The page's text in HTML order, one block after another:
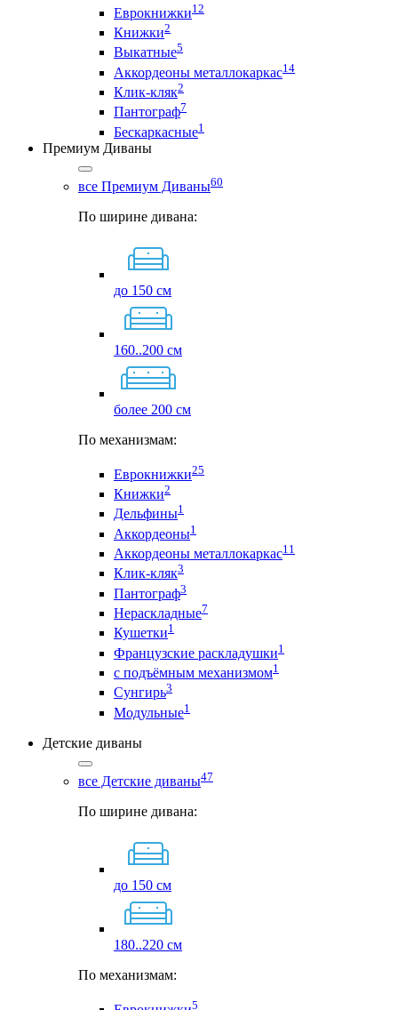
Еврокнижки12
Книжки2
Выкатные5
Аккордеоны металлокаркас14
Клик-кляк2
Пантограф7
Бескаркасные1
Премиум Диваны
все Премиум Диваны60
По ширине дивана:
до 150 см
160..200 см
более 200 см
По механизмам:
Еврокнижки25
Книжки2
Дельфины1
Аккордеоны1
Аккордеоны металлокаркас11
Клик-кляк3
Пантограф3
Нераскладные7
Кушетки1
Французские раскладушки1
с подъёмным механизмом1
Сунгирь3
Модульные1
Детские диваны
все Детские диваны47
По ширине дивана:
до 150 см
180..220 см
По механизмам:
5